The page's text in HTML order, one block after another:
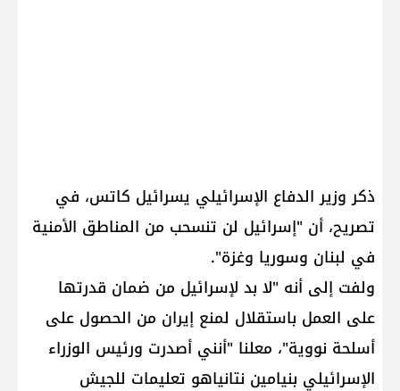
ذكر وزير الدفاع الإسرائيلي ​يسرائيل كاتس​، في
تصريح، أن "إسرائيل لن تنسحب من المناطق الأمنية
في لبنان وسوريا وغزة".
ولفت إلى أنه "لا بد لإسرائيل من ضمان قدرتها
على العمل باستقلال لمنع إيران من الحصول على
أسلحة نووية"، معلنا "أنني أصدرت ورئيس الوزراء
الإسرائيلي ​بنيامين نتانياهو​ تعليمات للجيش